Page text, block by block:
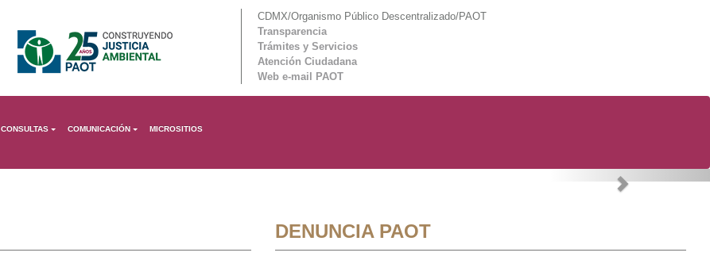
CDMX/Organismo Público Descentralizado/PAOT
Transparencia
Trámites y Servicios
Atención Ciudadana
Web e-mail PAOT
CONSULTAS COMUNICACIÓN MICROSITIOS
Next
DENUNCIA PAOT